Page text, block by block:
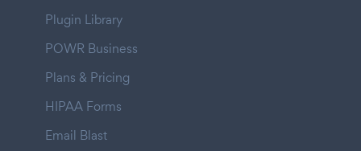
Plugin Library
POWR Business
Plans & Pricing
HIPAA Forms
Email Blast